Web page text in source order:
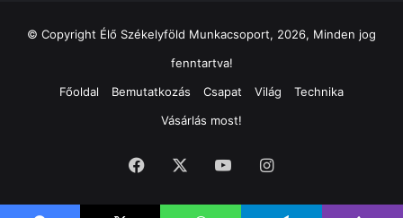
© Copyright Élő Székelyföld Munkacsoport, 2026, Minden jog
fenntartva!
Főoldal
Bemutatkozás Csapat Világ
Technika
Vásárlás most!
Facebook YouTubeInstagram